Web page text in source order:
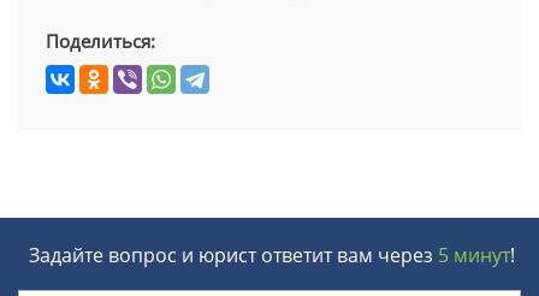
Поделиться:
Задайте вопрос и юрист ответит вам через 5 минут!